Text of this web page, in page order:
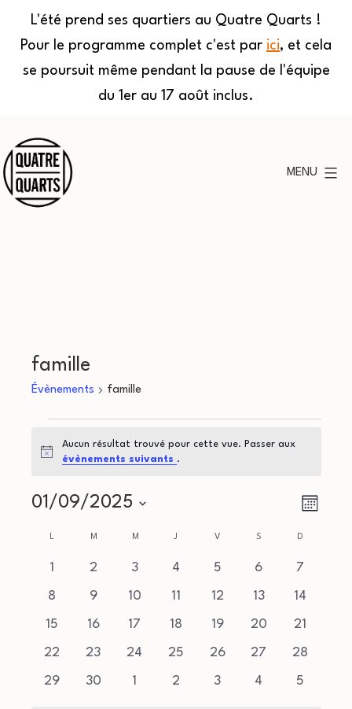
L'été prend ses quartiers au Quatre Quarts !
Pour le programme complet c'est par ici, et cela
se poursuit même pendant la pause de l'équipe
du 1er au 17 août inclus.
au
contenu
MENU
famille
Évènements famille
Évènements
Notice
Aucun résultat trouvé pour cette vue. Passer aux
évènements suivants .
N
a
v
i
g
a
N
Mois
01/09/2025
date.
L M M MERCREDI
J V VENDREDI
S D
0
évènements
1
0
évènements
2
0
évènements
3
0
évènements
4
0
évènements
5
0
évènements
6
0
7
0
évènements
8
0
évènements
9
0
évènements
10
0
évènements
11
0
évènements
12
0
évènements
13
0
14
0
évènements
15
0
évènements
16
0
évènements
17
0
évènements
18
0
évènements
19
0
évènements
20
0
21
0
évènements
22
0
évènements
23
0
évènements
24
0
évènements
25
0
évènements
26
0
évènements
27
0
28
0
29
0
30
01
0
2
0
3
0
4
0
5